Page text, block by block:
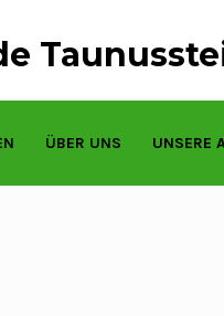
ÜBER UNS UNSERE